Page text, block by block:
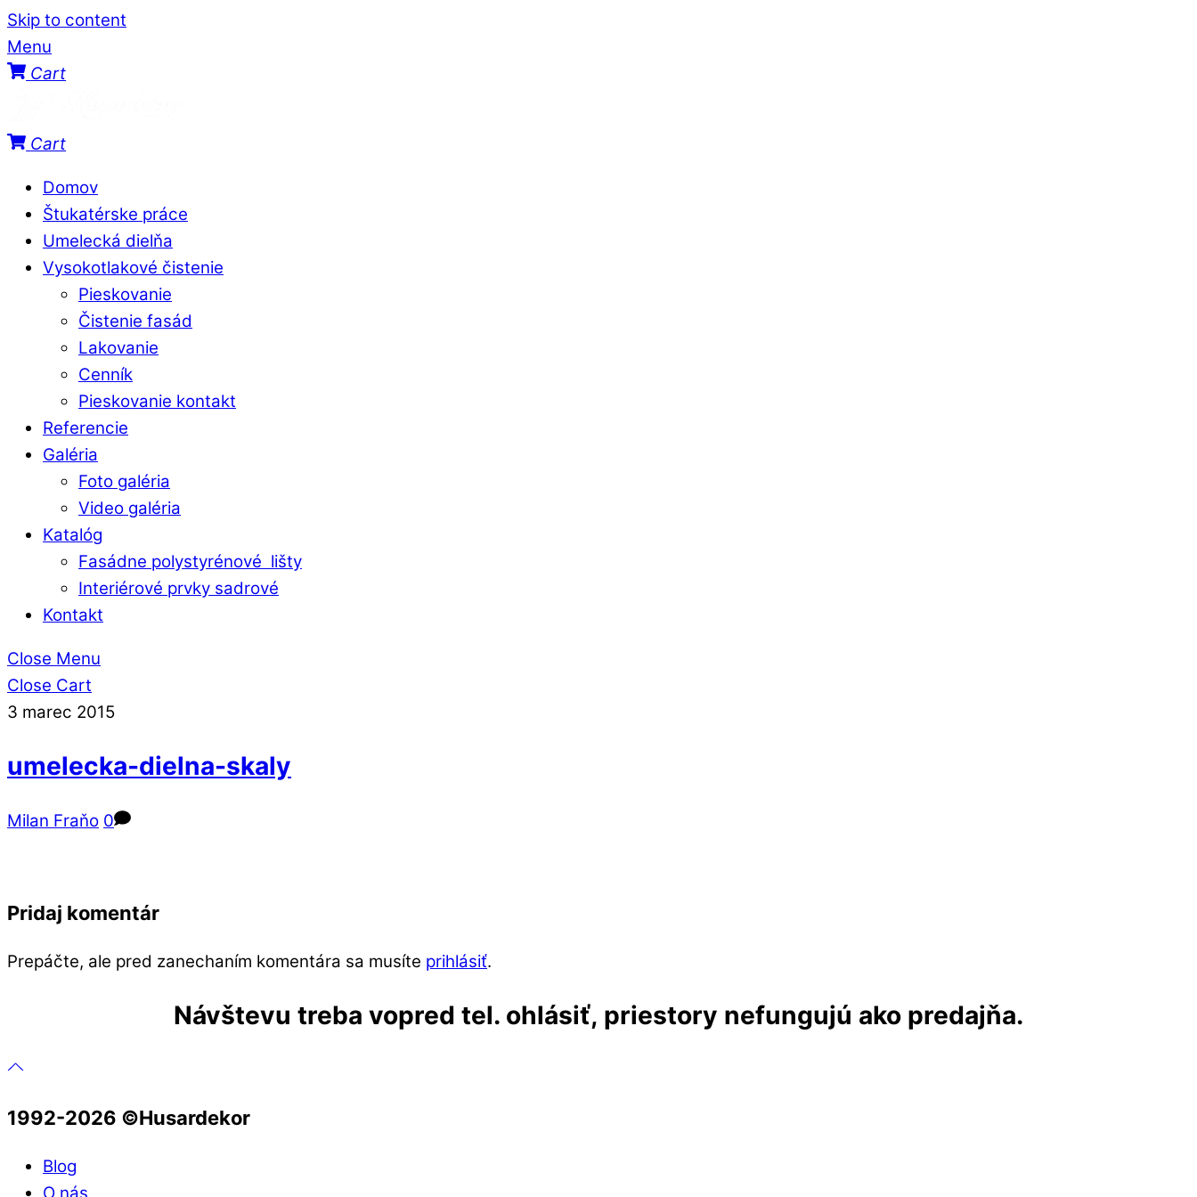
Skip to content
Menu
Cart
Cart
Domov
Štukatérske práce
Umelecká dielňa
Vysokotlakové čistenie
Pieskovanie
Čistenie fasád
Lakovanie
Cenník
Pieskovanie kontakt
Referencie
Galéria
Foto galéria
Video galéria
Katalóg
Fasádne polystyrénové lišty
Interiérové prvky sadrové
Kontakt
Close Menu
Close Cart
3 marec 2015
umelecka-dielna-skaly
Milan Fraňo 0
Pridaj komentár
Prepáčte, ale pred zanechaním komentára sa musíte prihlásiť.
Návštevu treba vopred tel. ohlásiť, priestory nefungujú ako predajňa.
1992-2026 ©️Husardekor
Blog